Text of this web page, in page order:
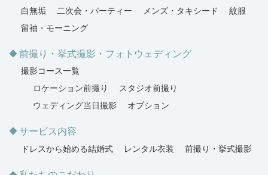
白無垢
二次会・パーティー メンズ・タキシード
紋服
留袖・モーニング
前撮り・挙式撮影・フォトウェディング
撮影コース一覧
ロケーション前撮り
スタジオ前撮り
ウェディング当日撮影
オプション
サービス内容
ドレスから始める結婚式 レンタル衣装 前撮り・挙式撮影